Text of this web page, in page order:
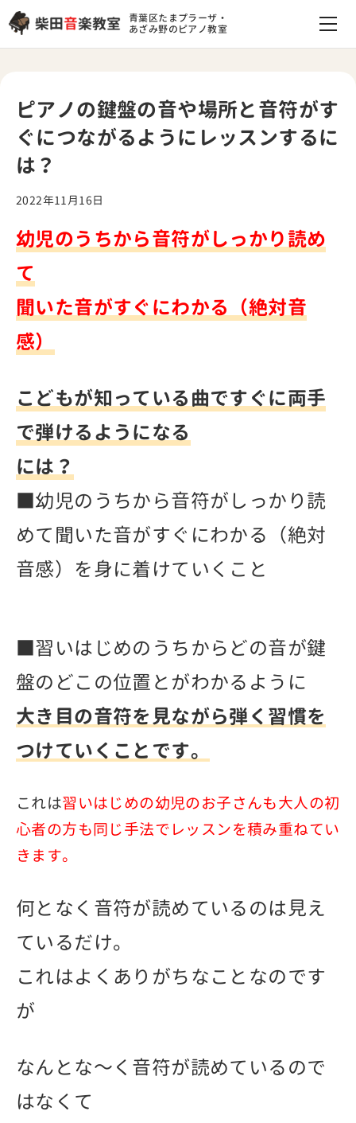
青葉区たまプラーザ・
あざみ野のピアノ教室
ピアノの鍵盤の音や場所と音符がす
ぐにつながるようにレッスンするに
は？
2022年11月16日
幼児のうちから音符がしっかり読め
て
聞いた音がすぐにわかる（絶対音
感）
こどもが知っている曲ですぐに両手
で弾けるようになる
には？
■幼児のうちから音符がしっかり読
めて聞いた音がすぐにわかる（絶対
音感）を身に着けていくこと
■習いはじめのうちからどの音が鍵
盤のどこの位置とがわかるように
大き目の音符を見ながら弾く習慣を
つけていくことです。
これは習いはじめの幼児のお子さんも大人の初
心者の方も同じ手法でレッスンを積み重ねてい
きます。
何となく音符が読めているのは見え
ているだけ。
これはよくありがちなことなのです
が
なんとな～く音符が読めているので
はなくて